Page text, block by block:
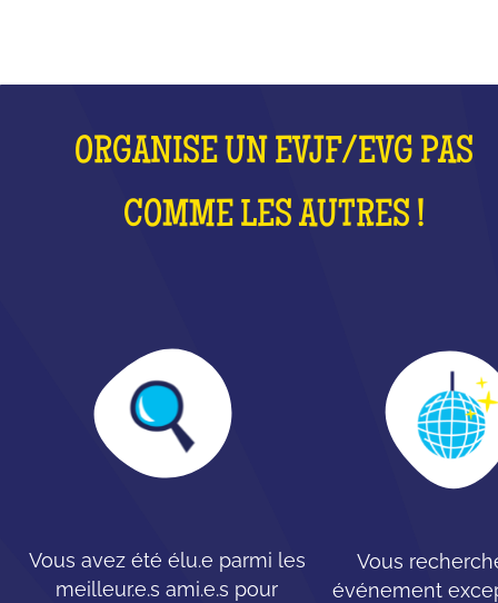
ORGANISE UN EVJF/EVG PAS
COMME LES AUTRES !
Vous avez été élu.e parmi les
meilleur.e.s ami.e.s pour
Vous
événement